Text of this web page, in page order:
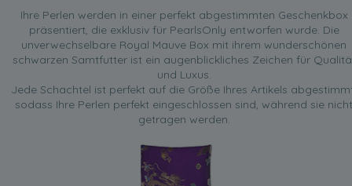
Ihre Perlen werden in einer perfekt abgestimmten Geschenkbox
präsentiert, die exklusiv für PearlsOnly entworfen wurde. Die
unverwechselbare Royal Mauve Box mit ihrem wunderschönen
schwarzen Samtfutter ist ein augenblickliches Zeichen für
und Luxus.
Jede Schachtel ist perfekt auf die Größe Ihres Artikels
sodass Ihre Perlen perfekt eingeschlossen sind, während sie nicht
getragen werden.